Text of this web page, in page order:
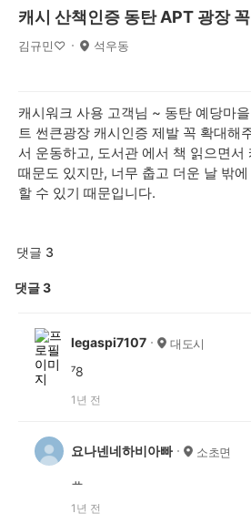
캐시 산책인증 동탄 APT 광장 꼭
김규민♡ 석우동
캐시워크 사용 고객님 ~ 동탄 예당마
트 썬큰광장 캐시인증 제발 꼭 확대해
서 운동하고, 도서관 에서 책 읽으면서
때문도 있지만, 너무 춥고 더운 날 밖
할 수 있기 때문입니다.
댓글 3
댓글3
legaspi7107 대도시
⁷8
1년 전
요나넨네하비아빠 소초면
ㅛ
1년 전